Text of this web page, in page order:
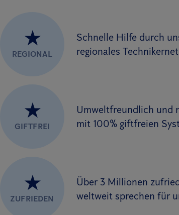
★
REGIONAL
Schnelle Hilfe durch
regionales
★
GIFTFREI
Umweltfreundlich und
mit 100% giftfreien
★
ZUFRIEDEN
Über 3 Millionen
weltweit sprechen für